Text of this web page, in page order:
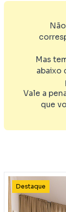
Mas
abaixo
Vale a
que
Destaque